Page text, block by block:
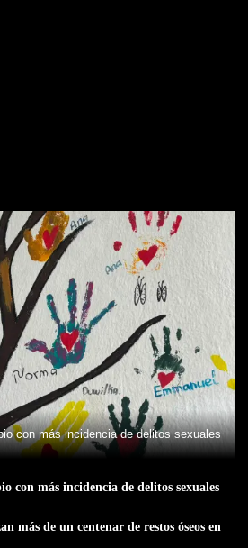
con más incidencia de delitos sexuales
con más incidencia de delitos sexuales
más de un centenar de restos óseos en